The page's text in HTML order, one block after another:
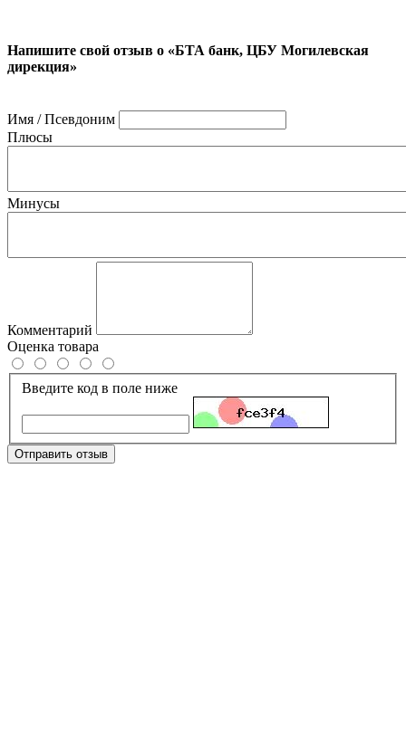
Напишите свой отзыв о «БТА банк, ЦБУ Могилевская
дирекция»
Имя / Псевдоним
Плюсы
Минусы
Комментарий
Оценка товара
Введите код в поле ниже
Отправить отзыв